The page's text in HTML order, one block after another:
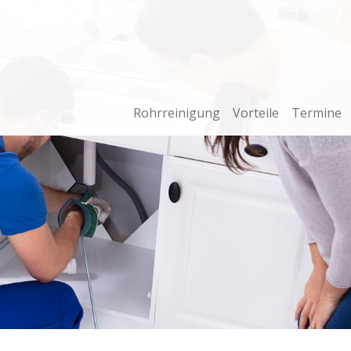
Rohrreinigung Vorteile Termine